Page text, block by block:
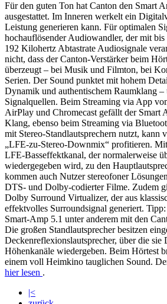
Für den guten Ton hat Canton den Smart
ausgestattet. Im Inneren werkelt ein
Leistung generieren kann. Für optimalen
hochauflösender Audiowandler, der mit
192 Kilohertz Abtastrate Audiosignale
nicht, dass der Canton-Verstärker beim
überzeugt – bei Musik und Filmton, bei
Serien. Der Sound punktet mit hohem
Dynamik und authentischem Raumklang –
Signalquellen. Beim Streaming via App
AirPlay und Chromecast gefällt der Smart
Klang, ebenso beim Streaming via
mit Stereo-Standlautsprechern nutzt, kann
„LFE-zu-Stereo-Downmix“ profitieren.
LFE-Basseffektkanal, der normalerweise
wiedergegeben wird, zu den
kommen auch Nutzer stereofoner
DTS- und Dolby-codierter Filme. Zudem
Dolby Surround Virtualizer, der aus
effektvolles Surroundsignal generiert.
Smart-Amp 5.1 unter anderem mit den
Die großen Standlautsprecher besitzen
Deckenreflexionslautsprecher, über die sie
Höhenkanäle wiedergeben. Beim Hörtest
einem voll Heimkino tauglichen Sound.
hier lesen .
|<